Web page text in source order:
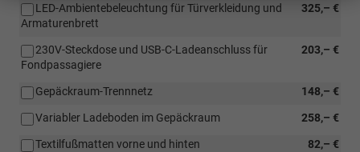
325,– €
LED-Ambientebeleuchtung für Türverkleidung und
Armaturenbrett
203,– €
230V-Steckdose und USB-C-Ladeanschluss für
Fondpassagiere
148,– €
Gepäckraum-Trennnetz
258,– €
Variabler Ladeboden im Gepäckraum
82,– €
Textilfußmatten vorne und hinten